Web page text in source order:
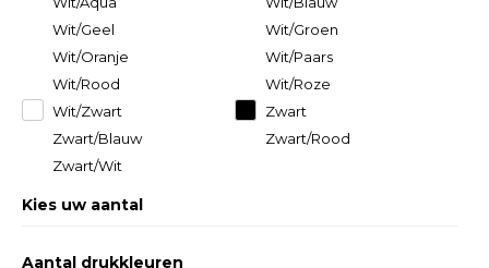
Wit/Geel
Wit/Groen
Wit/Oranje
Wit/Paars
Wit/Rood
Wit/Roze
Wit/Zwart
Zwart
Zwart/Blauw
Zwart/Rood
Zwart/Wit
Kies uw aantal
Aantal drukkleuren